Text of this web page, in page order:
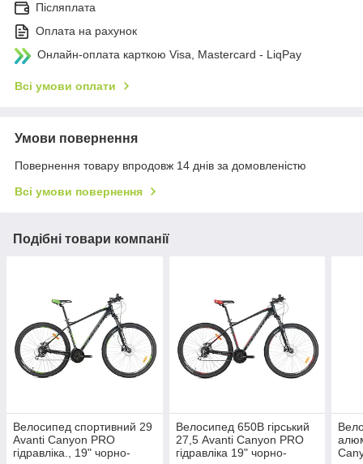
Післяплата
Оплата на рахунок
Онлайн-оплата карткою Visa, Mastercard - LiqPay
Всі умови оплати
Умови повернення
Повернення товару впродовж 14 днів за домовленістю
Всі умови повернення
Подібні товари компанії
Велосипед спортивний 29
Avanti Canyon PRO
гідравліка., 19" чорно-
Велосипед 650B гірський
27,5 Avanti Canyon PRO
гідравліка 19" чорно-